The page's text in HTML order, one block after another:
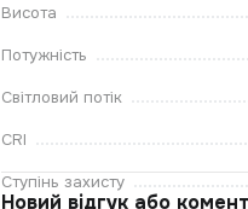
Висота
Потужність
Світловий потік
CRI
Ступінь захисту
Новий відгук або